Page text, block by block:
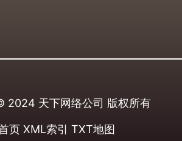
2024 天下网络公司 版权所有
页 XML索引 TXT地图